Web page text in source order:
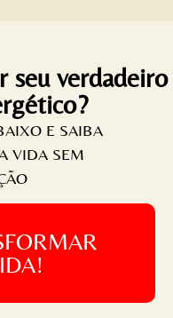
seu verdadeiro
E SAIBA
VIDA SEM